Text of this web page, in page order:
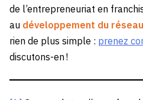
de l’entrepreneuriat en
au développement du réseau
rien de plus simple : prenez
discutons-en !